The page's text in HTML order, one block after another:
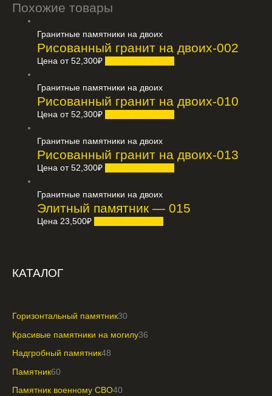
Похожие товары
Гранитные памятники на двоих
Рисованный гранит на двоих-002
Цена от52,300₽
Гранитные памятники на двоих
Рисованный гранит на двоих-010
Цена от52,300₽
Гранитные памятники на двоих
Рисованный гранит на двоих-013
Цена от52,300₽
Гранитные памятники на двоих
Элитный памятник — 015
Цена23,500₽
КАТАЛОГ
Горизонтальный памятник30
Красивые памятники на могилу36
Надгробный памятник48
Памятник60
Памятник военному СВО40